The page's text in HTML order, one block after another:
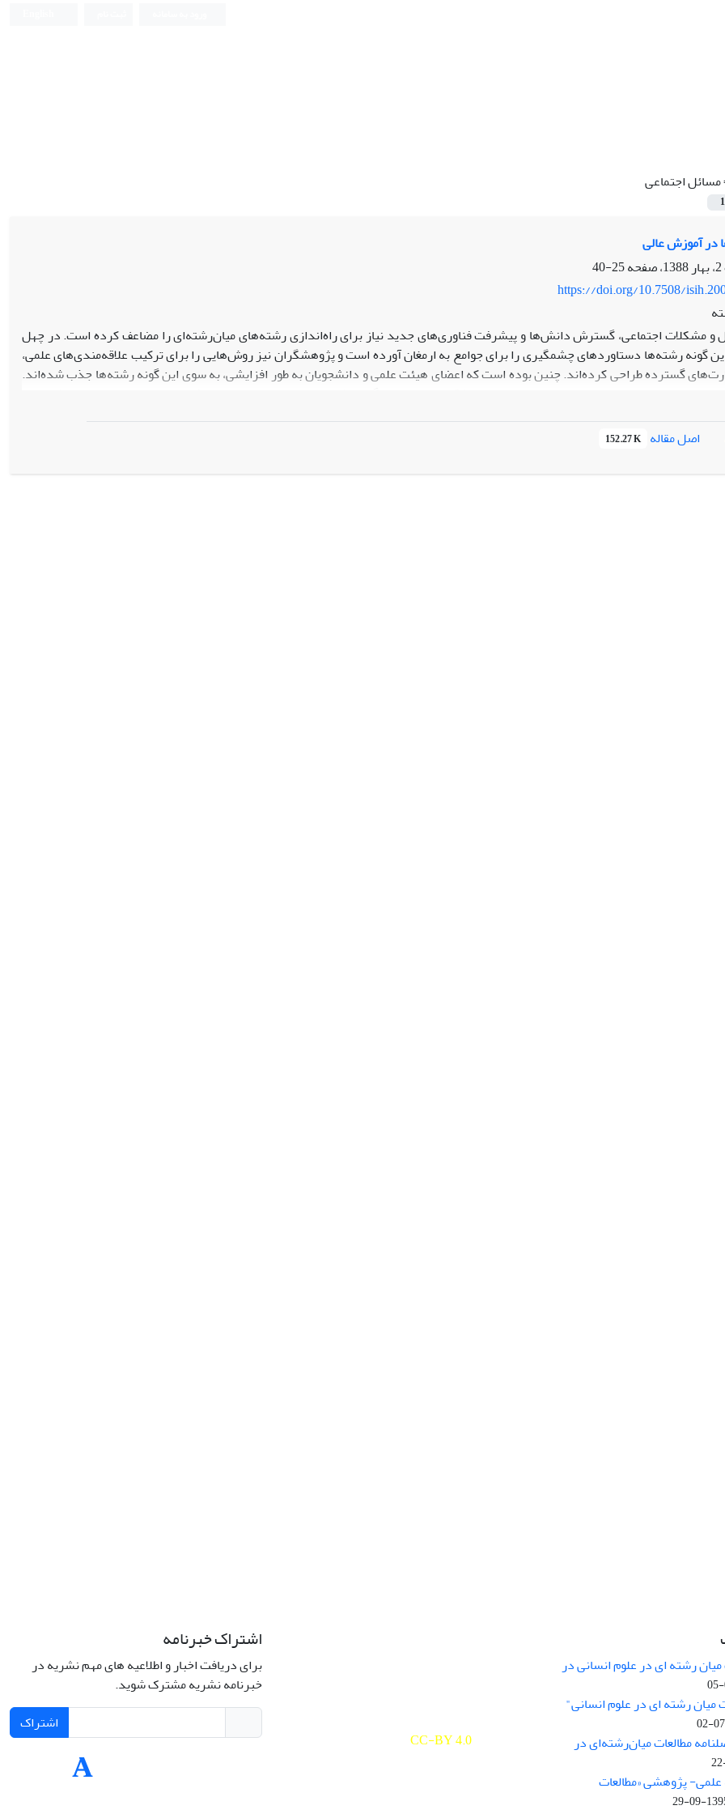
مسائل اجتماعی
1
در آموزش عالی
25-40
https://doi.org/10.7508/
و مشکلات اجتماعی، گسترش دانش‌ها و پیشرفت فناوری‌‌های جدید نیاز برای راه‌اندازی رشته‌‌های میان‌رشته‌ای را مضاعف کرده است. در چهل
گونه رشته‌‌ها دستاوردهای چشمگیری را برای جوامع به ارمغان آورده‌ است و پژوهشگران نیز روش‌‌هایی را برای ترکیب علاقه‌مندی‌‌های علمی،
گسترده طراحی کرده‌اند. چنین بوده است که اعضای هیئت علمی و دانشجویان به طور افزایشی، به سوی این گونه رشته‌‌ها جذب شده‌اند.
بررسی ماهیت مفهومی و بیان برخی تجربیات، به نقاط قوت و ضعف این گونه رشته‌‌ها می‌پردازد. در پایان، پیشنهادهایی برای راه‌اندازی رشته‌‌های
اصل مقاله 152.27 K
میان رشته ای در علوم انسانی در
میان رشته ای در علوم انسانی"
مطالعات میان‌رشته‌ای در
پژوهشی «مطالعات
1395-
CC-BY 4.0
اشتراک خبرنامه
برای دریافت اخبار و اطلاعیه های مهم نشریه در
خبرنامه نشریه مشترک شوید.
اشتراک